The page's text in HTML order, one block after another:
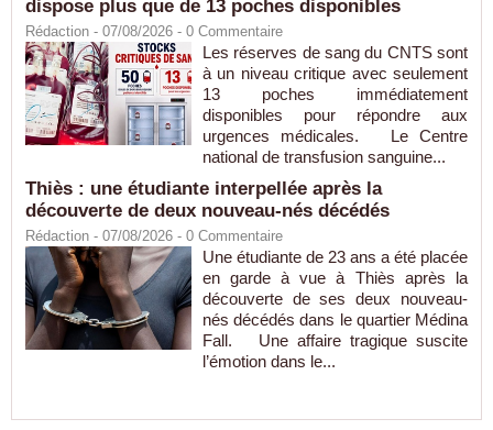
dispose plus que de 13 poches disponibles
Rédaction - 07/08/2026 - 0 Commentaire
Les réserves de sang du CNTS sont
à un niveau critique avec seulement
13 poches immédiatement
disponibles pour répondre aux
urgences médicales. Le Centre
national de transfusion sanguine...
Thiès : une étudiante interpellée après la
découverte de deux nouveau-nés décédés
Rédaction - 07/08/2026 - 0 Commentaire
Une étudiante de 23 ans a été placée
en garde à vue à Thiès après la
découverte de ses deux nouveau-
nés décédés dans le quartier Médina
Fall. Une affaire tragique suscite
l’émotion dans le...